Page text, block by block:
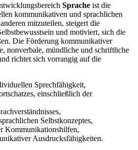
Sprache ist die
kommunikativen und sprachlichen
mitzuteilen, steigert die
und motiviert, sich die
Die Förderung kommunikativer
nonverbale, mündliche und schriftliche
richtet sich vorrangig auf die
Sprechfähigkeit,
einschließlich der
Selbstkonzeptes,
Kommunikationshilfen,
Ausdrucksfähigkeiten.